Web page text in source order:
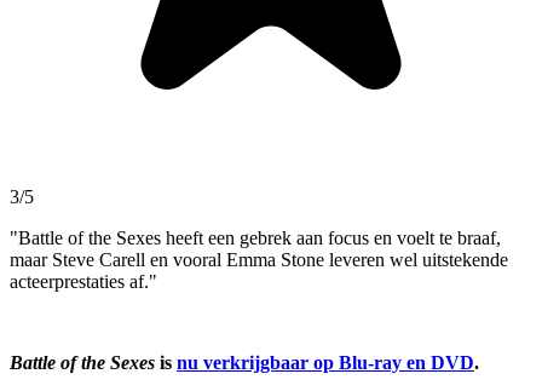
3/5
"Battle of the Sexes heeft een gebrek aan focus en voelt te braaf,
maar Steve Carell en vooral Emma Stone leveren wel uitstekende
acteerprestaties af."
Battle of the Sexes is nu verkrijgbaar op Blu-ray en DVD.